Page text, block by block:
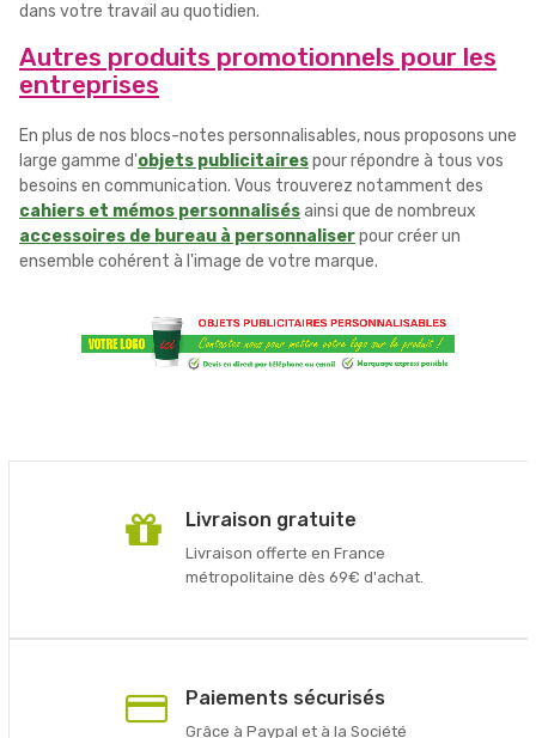
dans votre travail au quotidien.
Autres produits promotionnels pour les
entreprises
En plus de nos blocs-notes personnalisables, nous proposons une
large gamme d'objets publicitairespour répondre à tous vos
besoins en communication. Vous trouverez notamment des
cahiers et mémos personnalisésainsi que de nombreux
accessoires de bureau à personnaliserpour créer un
ensemble cohérent à l'image de votre marque.
Livraison gratuite
Livraison offerte en France
métropolitaine dès 69€ d'achat.
Paiements sécurisés
Grâce à Paypal et à la Société